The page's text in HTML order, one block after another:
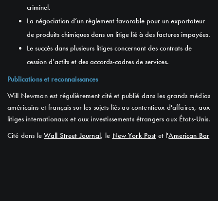
criminel.
La négociation d’un règlement favorable pour un exportateur
de produits chimiques dans un litige lié à des factures impayées.
Le succès dans plusieurs litiges concernant des contrats de
cession d’actifs et des accords-cadres de services.
Publications et reconnaissances
Will Newman est régulièrement cité et publié dans les grands médias
américains et français sur les sujets liés au contentieux d'affaires, aux
litiges internationaux et aux investissements étrangers aux États-Unis.
Cité dans le Wall Street Journal, le New York Post et l'American Bar